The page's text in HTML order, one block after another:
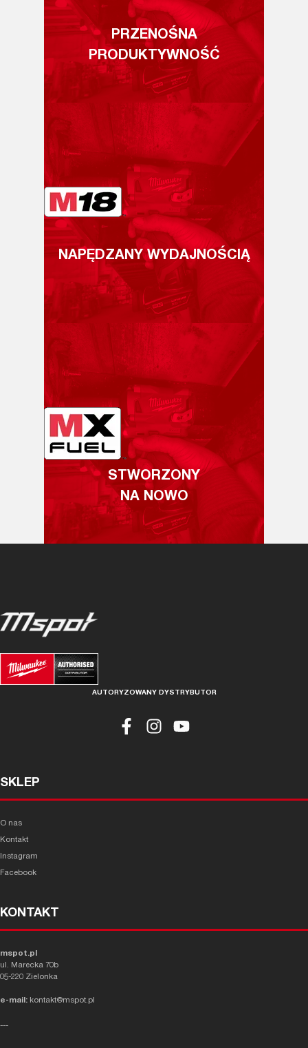
PRZENOŚNA
PRODUKTYWNOŚĆ
NAPĘDZANY WYDAJNOŚCIĄ
STWORZONY
NA NOWO
AUTORYZOWANY DYSTRYBUTOR
SKLEP
O nas
Kontakt
Instagram
Facebook
KONTAKT
mspot.pl
ul. Marecka 70b
05-220 Zielonka
e-mail: kontakt@mspot.pl
---